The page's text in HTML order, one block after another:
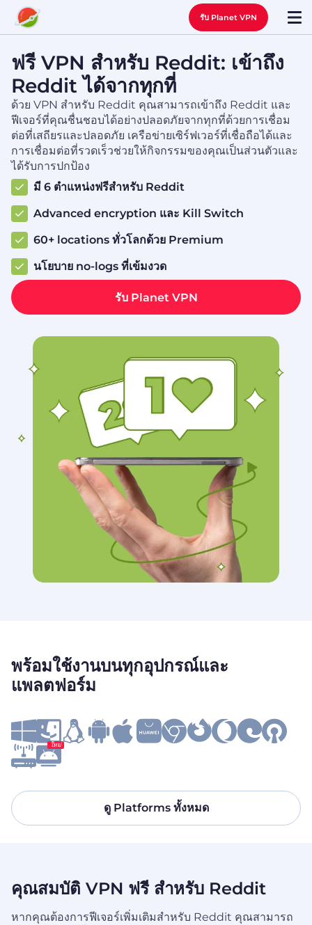
รับ Planet VPN
ฟรี VPN สำหรับ Reddit: เข้าถึง
Reddit ได้จากทุกที่
ด้วย VPN สำหรับ Reddit คุณสามารถเข้าถึง Reddit และ
ฟีเจอร์ที่คุณชื่นชอบได้อย่างปลอดภัยจากทุกที่ด้วยการเชื่อม
ต่อที่เสถียรและปลอดภัย เครือข่ายเซิร์ฟเวอร์ที่เชื่อถือได้และ
การเชื่อมต่อที่รวดเร็วช่วยให้กิจกรรมของคุณเป็นส่วนตัวและ
ได้รับการปกป้อง
มี 6 ตำแหน่งฟรีสำหรับ Reddit
Advanced encryption และ Kill Switch
60+ locations ทั่วโลกด้วย Premium
นโยบาย no-logs ที่เข้มงวด
รับ Planet VPN
พร้อมใช้งานบนทุกอุปกรณ์และ
แพลตฟอร์ม
ใหม่
ดู Platforms ทั้งหมด
คุณสมบัติ VPN ฟรี สำหรับ Reddit
หากคุณต้องการฟีเจอร์เพิ่มเติมสำหรับ Reddit คุณสามารถ